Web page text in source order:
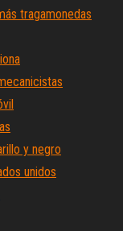
tragamonedas
y negro
unidos